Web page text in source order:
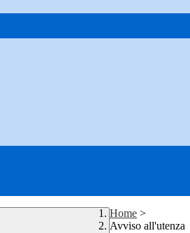
Home >
Avviso all'utenza